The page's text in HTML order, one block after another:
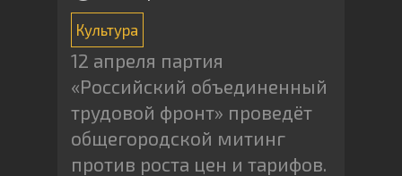
Культура
12 апреля партия
«Российский объединенный
трудовой фронт» проведёт
общегородской митинг
против роста цен и тарифов.